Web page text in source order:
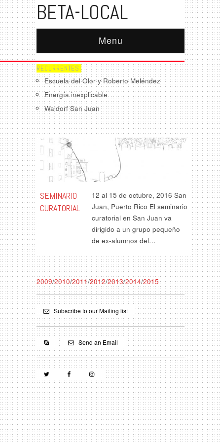
BETA-LOCAL
Menu
RECURRENTES:
Escuela del Olor y Roberto Meléndez
Energía inexplicable
Waldorf San Juan
SEMINARIO
CURATORIAL
12 al 15 de octubre, 2016 San
Juan, Puerto Rico El seminario
curatorial en San Juan va
dirigido a un grupo pequeño
de ex-alumnos del…
2009/2010/2011/2012/2013/2014/2015
Subscribe to our Mailing list
Send an Email